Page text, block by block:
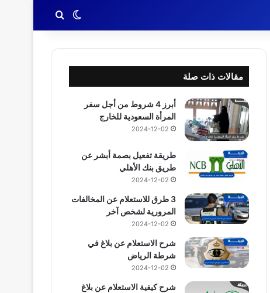
الوضع المظلم
بحث عن
مقالات ذات صلة
أبرز 4 شروط من أجل سفر
المرأة السعودية للخارج
2024-12-02
طريقة تفعيل بصمة أبشر عن
طريق بنك الأهلي
2024-12-02
3 طرق للاستعلام عن المخالفات
المرورية لشخص آخر
2024-12-02
شرح الاستعلام عن بلاغ في
شرطة الرياض
2024-12-02
شرح كيفية الاستعلام عن بلاغ